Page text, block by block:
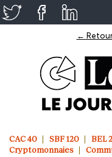
← Retour
CAC 40 SBF 120 BEL
Cryptomonnaies